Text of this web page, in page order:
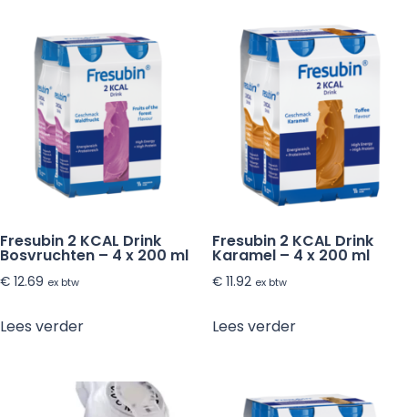
Fresubin 2 KCAL Drink
Bosvruchten – 4 x 200 ml
€ 12.69 ex btw
Lees verder
Fresubin 2 KCAL Drink
Karamel – 4 x 200 ml
€11.92 ex btw
Lees verder